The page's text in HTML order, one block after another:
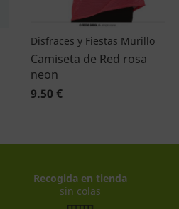
Disfraces y Fiestas Murillo
Camiseta de Red rosa
neon
9.50 €
Recogida en tienda
sin colas